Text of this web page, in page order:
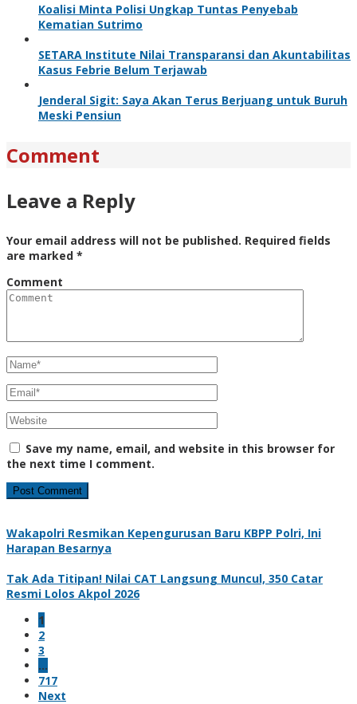
Koalisi Minta Polisi Ungkap Tuntas Penyebab
Kematian Sutrimo
SETARA Institute Nilai Transparansi dan Akuntabilitas
Kasus Febrie Belum Terjawab
Jenderal Sigit: Saya Akan Terus Berjuang untuk Buruh
Meski Pensiun
Comment
Leave a Reply
Your email address will not be published. Required fields
are marked *
Comment
Save my name, email, and website in this browser for
the next time I comment.
Wakapolri Resmikan Kepengurusan Baru KBPP Polri, Ini
Harapan Besarnya
Tak Ada Titipan! Nilai CAT Langsung Muncul, 350 Catar
Resmi Lolos Akpol 2026
1
2
3
…
717
Next